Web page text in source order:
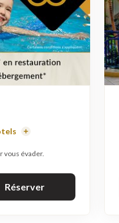
En
plus
vous évader.
Réserver